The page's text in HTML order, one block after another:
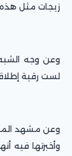
زيجات مثل
وعن وجه
لست رقية
وعن مشهد
وأخبرتها فيه